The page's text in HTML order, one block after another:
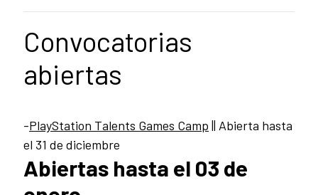
Convocatorias
abiertas
-PlayStation Talents Games Camp || Abierta hasta
el 31 de diciembre
Abiertas hasta el 03 de